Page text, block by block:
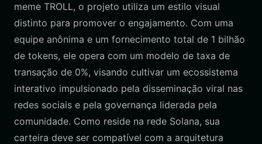
meme TROLL, o projeto utiliza um estilo visual
distinto para promover o engajamento. Com uma
equipe anônima e um fornecimento total de 1 bilhão
de tokens, ele opera com um modelo de taxa de
transação de 0%, visando cultivar um ecossistema
interativo impulsionado pela disseminação viral nas
redes sociais e pela governança liderada pela
comunidade. Como reside na rede Solana, sua
carteira deve ser compatível com a arquitetura